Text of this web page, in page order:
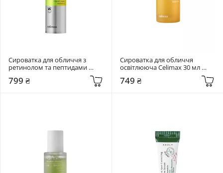
Сироватка для обличчя з
ретинолом та пептидами
Retinol Shot Tightening Serum
799 ₴
Сироватка для обличчя
освітлююча Celimax 30 мл
Pore + Dark Spot Brightening
Serum
749 ₴